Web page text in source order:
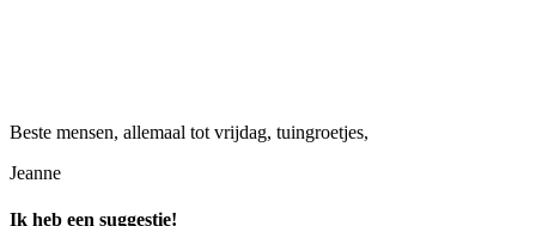
Beste mensen, allemaal tot vrijdag, tuingroetjes,
Jeanne
Ik heb een suggestie!